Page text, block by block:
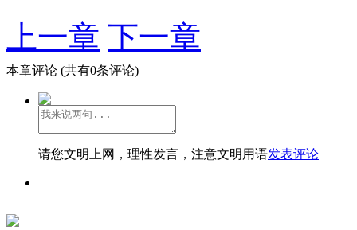
上一章 下一章
本章评论 (共有0条评论)
请您文明上网，理性发言，注意文明用语发表评论